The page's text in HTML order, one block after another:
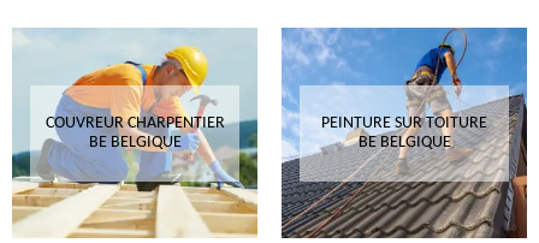
COUVREUR CHARPENTIER
BE BELGIQUE
PEINTURE SUR TOITURE
BE BELGIQUE